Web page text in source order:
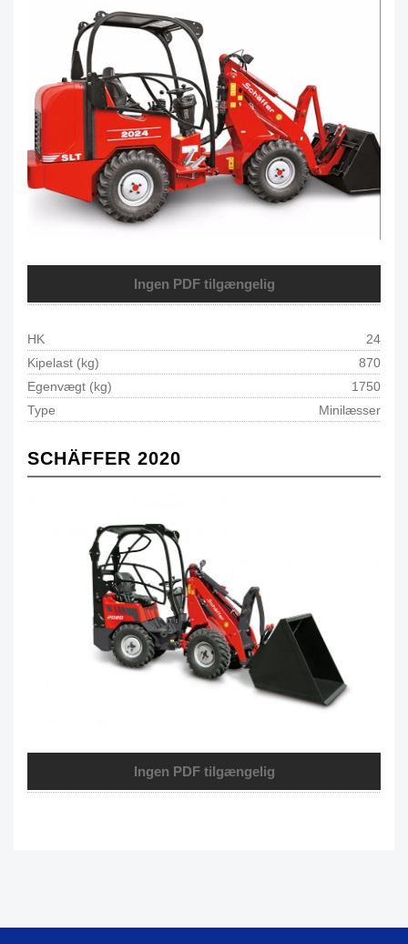
Ingen PDF tilgængelig
HK
24
Kipelast (kg)
870
Egenvægt (kg)
1750
Type
Minilæsser
SCHÄFFER 2020
Ingen PDF tilgængelig